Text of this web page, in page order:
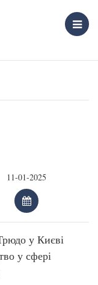
у Києві
у сфері